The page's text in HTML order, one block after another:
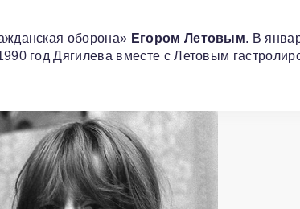
оборона» Егором Летовым. В
год Дягилева вместе с Летовым